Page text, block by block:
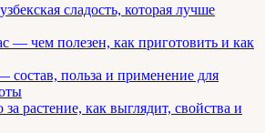
сладость, которая лучше
— чем полезен, как приготовить и как
польза и применение для
растение, как выглядит, свойства и